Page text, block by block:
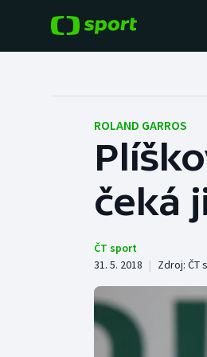
Hokej
Tenis
Cyklistika
ROLAND GARROS
čeká
ČT sport
31. 5. 2018 | Zdroj: ČT